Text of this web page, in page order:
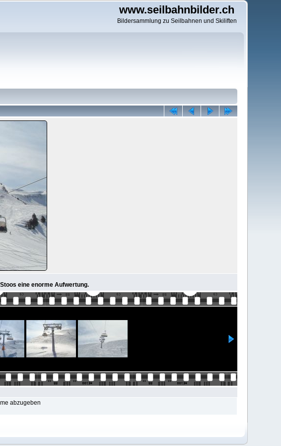
www.seilbahnbilder.ch
Bildersammlung zu Seilbahnen und Skiliften
eine enorme Aufwertung.
abzugeben